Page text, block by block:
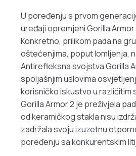
U poređenju s prvom
uređaji opremjeni Gorilla
Konkretno, prilikom pada na
oštećenjima, poput lomljenja,
Antirefleksna svojstva Gorilla
spoljašnjim uslovima
korisničko iskustvo u različitim
Gorilla Armor 2 je preživjela
od keramičkog stakla nisu
zadržala svoju izuzetnu
poređenju sa konkurentskim